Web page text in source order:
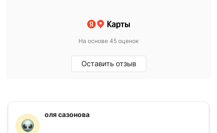
На основе 45 оценок
Оставить отзыв
оля сазонова